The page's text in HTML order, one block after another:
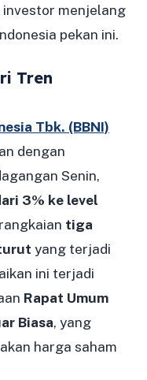
menjelang
pekan ini.
Tren
Tbk. (BBNI)
dengan
Senin,
3% ke level
tiga
yang terjadi
ini terjadi
Rapat Umum
Biasa, yang
harga saham